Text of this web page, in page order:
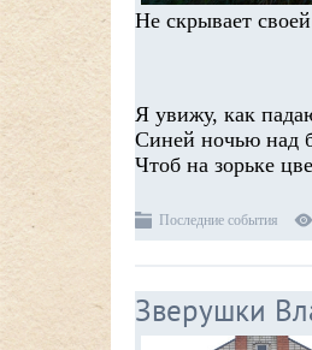
Не скрывает
Я увижу, как
Синей ночью над
Чтоб на зорьке цве
Последние события
Зверушки